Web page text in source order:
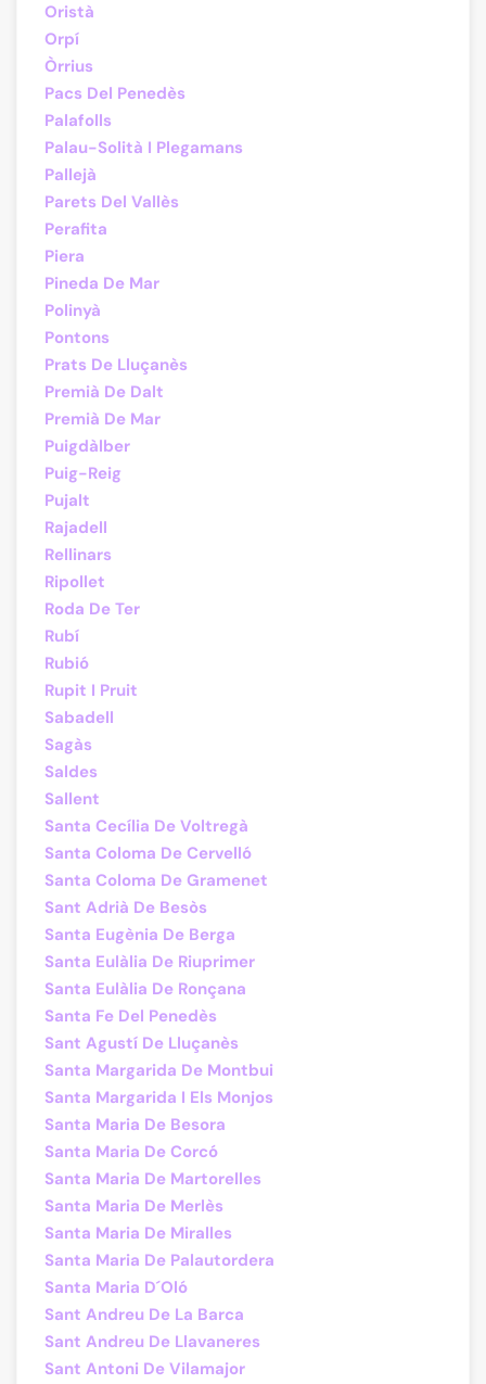
Oristà
Orpí
Òrrius
Pacs Del Penedès
Palafolls
Palau-Solità I Plegamans
Pallejà
Parets Del Vallès
Perafita
Piera
Pineda De Mar
Polinyà
Pontons
Prats De Lluçanès
Premià De Dalt
Premià De Mar
Puigdàlber
Puig-Reig
Pujalt
Rajadell
Rellinars
Ripollet
Roda De Ter
Rubí
Rubió
Rupit I Pruit
Sabadell
Sagàs
Saldes
Sallent
Santa Cecília De Voltregà
Santa Coloma De Cervelló
Santa Coloma De Gramenet
Sant Adrià De Besòs
Santa Eugènia De Berga
Santa Eulàlia De Riuprimer
Santa Eulàlia De Ronçana
Santa Fe Del Penedès
Sant Agustí De Lluçanès
Santa Margarida De Montbui
Santa Margarida I Els Monjos
Santa Maria De Besora
Santa Maria De Corcó
Santa Maria De Martorelles
Santa Maria De Merlès
Santa Maria De Miralles
Santa Maria De Palautordera
Santa Maria D´Oló
Sant Andreu De La Barca
Sant Andreu De Llavaneres
Sant Antoni De Vilamajor